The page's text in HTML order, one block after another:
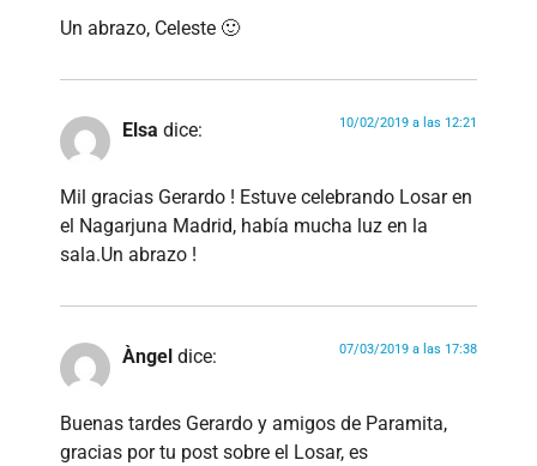
Un abrazo, Celeste 🙂
Elsa dice: 10/02/2019 a las 12:21
Mil gracias Gerardo ! Estuve celebrando Losar en
el Nagarjuna Madrid, había mucha luz en la
sala.Un abrazo !
Àngel dice: 07/03/2019 a las 17:38
Buenas tardes Gerardo y amigos de Paramita,
gracias por tu post sobre el Losar, es